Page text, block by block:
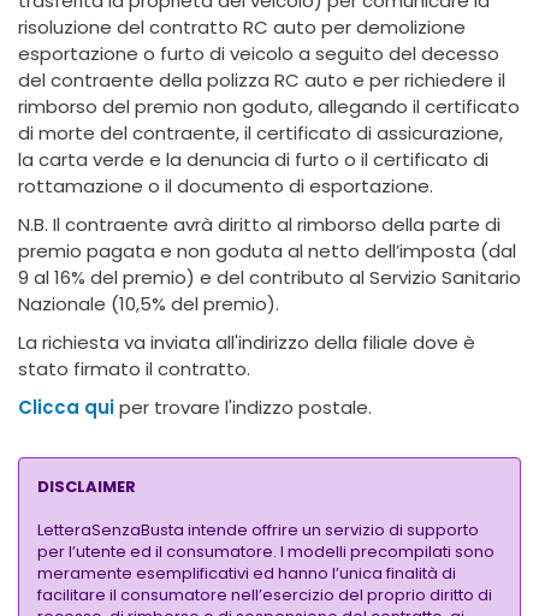
risoluzione del contratto RC auto per demolizione
esportazione o furto di veicolo a seguito del decesso
del contraente della polizza RC auto e per richiedere il
rimborso del premio non goduto, allegando il certificato
di morte del contraente, il certificato di assicurazione,
la carta verde e la denuncia di furto o il certificato di
rottamazione o il documento di esportazione.
N.B. Il contraente avrà diritto al rimborso della parte di
premio pagata e non goduta al netto dell’imposta (dal
9 al 16% del premio) e del contributo al Servizio Sanitario
Nazionale (10,5% del premio).
La richiesta va inviata all'indirizzo della filiale dove è
stato firmato il contratto.
Clicca quiper trovare l'indizzo postale.
DISCLAIMER
LetteraSenzaBusta intende offrire un servizio di supporto
per l’utente ed il consumatore. I modelli precompilati sono
meramente esemplificativi ed hanno l’unica finalità di
facilitare il consumatore nell’esercizio del proprio diritto di